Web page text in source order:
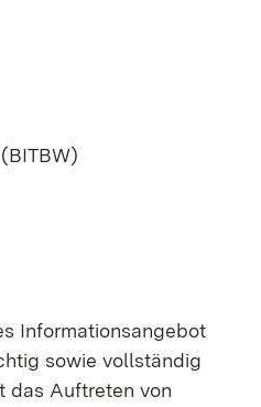
Informationsangebot
sowie vollständig
das Auftreten von